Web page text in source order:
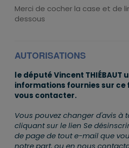
Merci de cocher la case et de
dessous
AUTORISATIONS
le député Vincent THIÉBAUT
informations fournies sur
vous contacter.
Vous pouvez changer d'avis à
cliquant sur le lien Se
de page de tout e-mail que
notre part, ou en nous